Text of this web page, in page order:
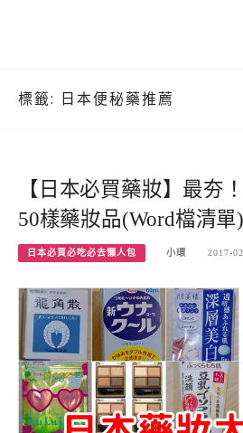
標籤: 日本便秘藥推薦
【日本必買藥妝】最夯
50樣藥妝品(Word檔清單)
日本必買必吃必去懶人包 小環 2017-